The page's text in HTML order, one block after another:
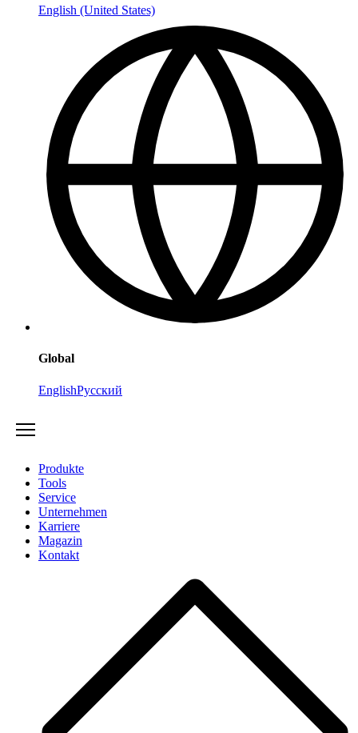
English (United States)
Global
EnglishРусский
Produkte
Tools
Service
Unternehmen
Karriere
Magazin
Kontakt